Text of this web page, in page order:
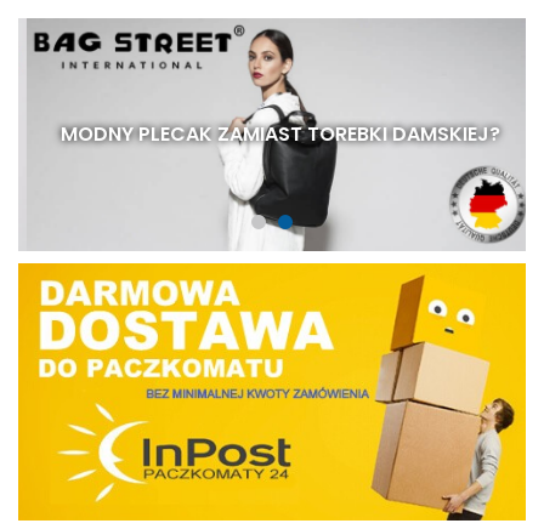
MODNY PLECAK ZAMIAST TOREBKI DAMSKIEJ?